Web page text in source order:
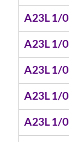
A23L 1/
A23L 1/
A23L 1/
A23L 1/
A23L 1/